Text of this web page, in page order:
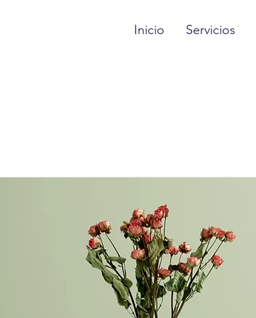
Inicio Servicios